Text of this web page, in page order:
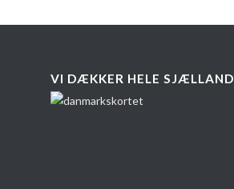
VI DÆKKER HELE SJÆLLAND